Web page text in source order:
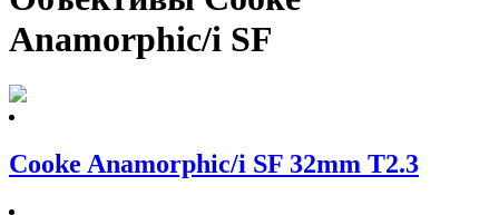
Anamorphic/i SF
Cooke Anamorphic/i SF 32mm T2.3